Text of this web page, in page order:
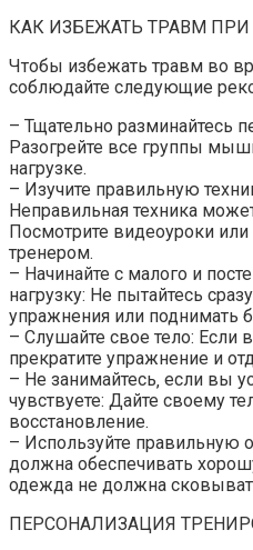
КАК ИЗБЕЖАТЬ ТРАВМ
Чтобы избежать травм во
соблюдайте следующие
– Тщательно разминайтесь
Разогрейте все группы
нагрузке.
– Изучите правильную
Неправильная техника
Посмотрите видеоуроки или
тренером.
– Начинайте с малого и
нагрузку: Не пытайтесь
упражнения или поднимать
– Слушайте свое тело: Если
прекратите упражнение и
– Не занимайтесь‚ если вы
чувствуете: Дайте своему
восстановление.
– Используйте правильную
должна обеспечивать
одежда не должна
ПЕРСОНАЛИЗАЦИЯ